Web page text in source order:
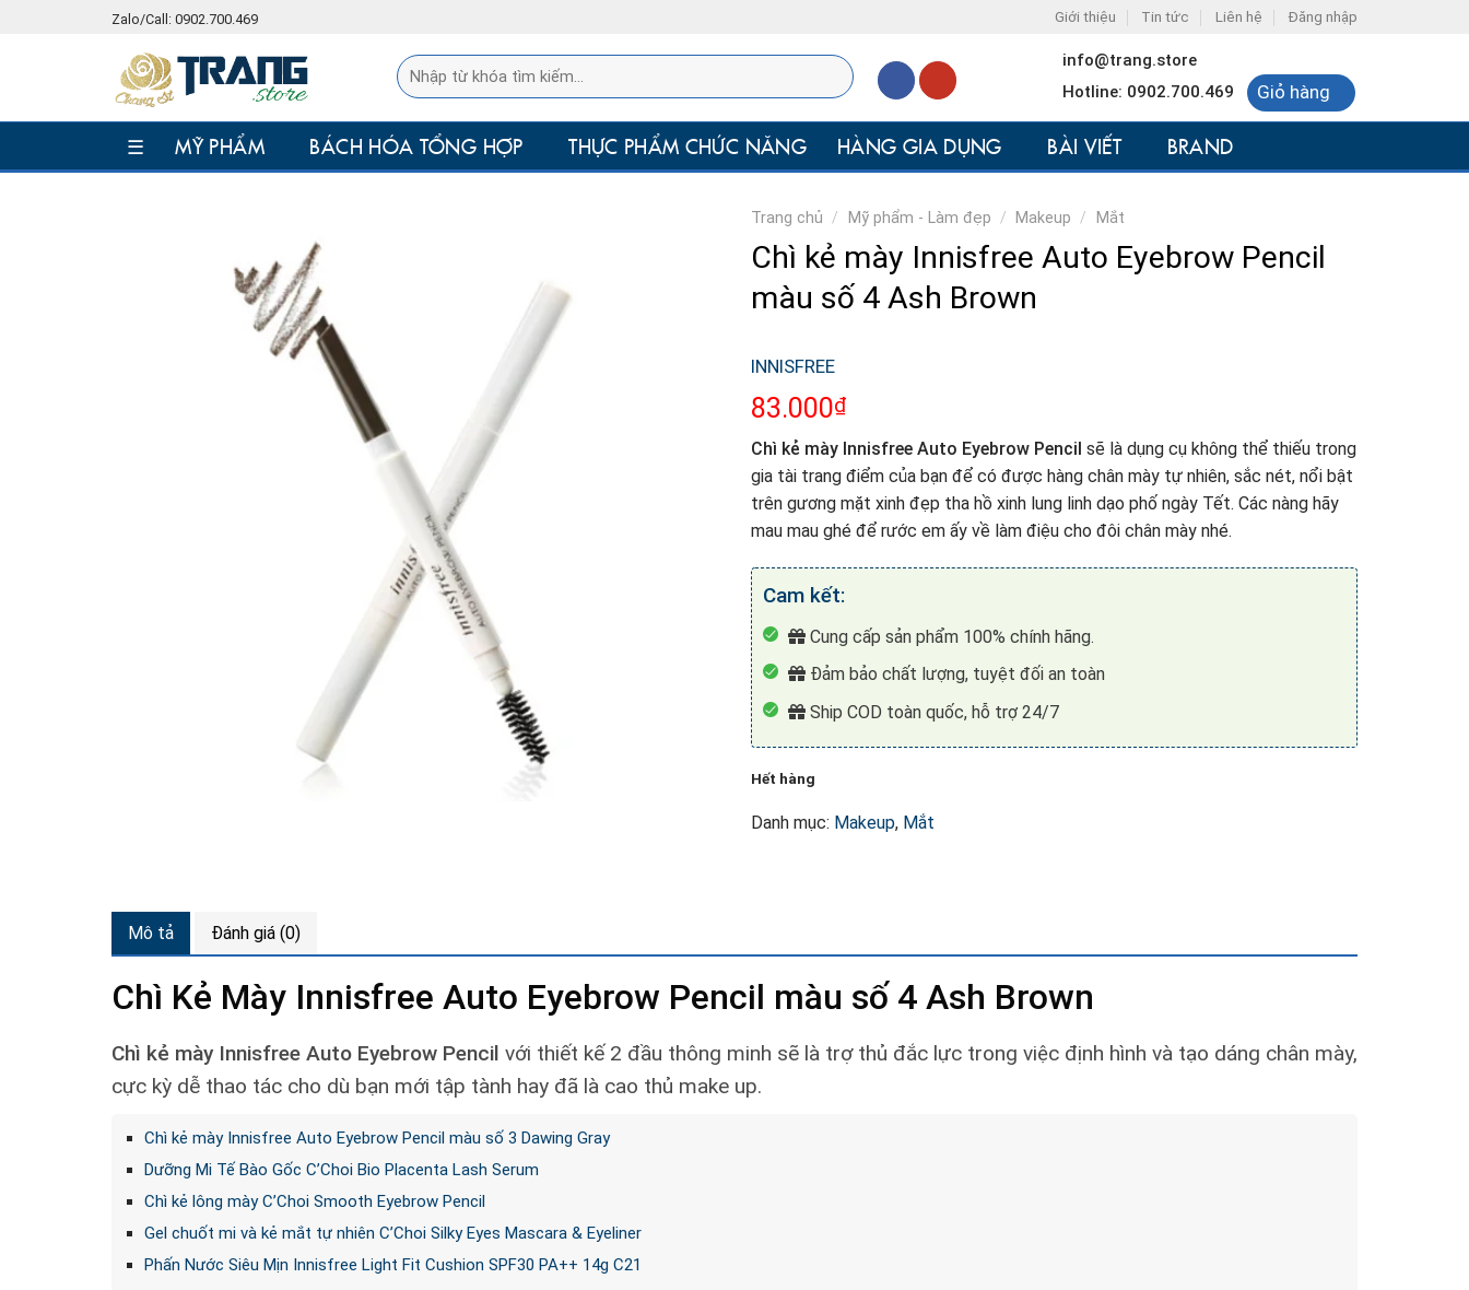
Zalo/Call: 0902.700.469 Giới thiệu Tin tức Liên hệ Đăng nhập
info@trang.store
Hotline: 0902.700.469
Giỏ hàng
☰ MỸ PHẨM BÁCH HÓA TỔNG HỢP THỰC PHẨM CHỨC NĂNG HÀNG GIA DỤNG BÀI VIẾT BRAND
Trang chủ / Mỹ phẩm - Làm đẹp / Makeup / Mắt
Chì kẻ mày Innisfree Auto Eyebrow Pencil
màu số 4 Ash Brown
INNISFREE
83.000₫
Chì kẻ mày Innisfree Auto Eyebrow Pencil sẽ là dụng cụ không thể thiếu trong
gia tài trang điểm của bạn để có được hàng chân mày tự nhiên, sắc nét, nổi bật
trên gương mặt xinh đẹp tha hồ xinh lung linh dạo phố ngày Tết. Các nàng hãy
mau mau ghé để rước em ấy về làm điệu cho đôi chân mày nhé.
Cam kết:
Cung cấp sản phẩm 100% chính hãng.
Đảm bảo chất lượng, tuyệt đối an toàn
Ship COD toàn quốc, hỗ trợ 24/7
Hết hàng
Danh mục: Makeup, Mắt
Mô tả Đánh giá (0)
Chì Kẻ Mày Innisfree Auto Eyebrow Pencil màu số 4 Ash Brown
Chì kẻ mày Innisfree Auto Eyebrow Pencil với thiết kế 2 đầu thông minh sẽ là trợ thủ đắc lực trong việc định hình và tạo dáng chân mày,
cực kỳ dễ thao tác cho dù bạn mới tập tành hay đã là cao thủ make up.
Chì kẻ mày Innisfree Auto Eyebrow Pencil màu số 3 Dawing Gray
Dưỡng Mi Tế Bào Gốc C’Choi Bio Placenta Lash Serum
Chì kẻ lông mày C’Choi Smooth Eyebrow Pencil
Gel chuốt mi và kẻ mắt tự nhiên C’Choi Silky Eyes Mascara & Eyeliner
Phấn Nước Siêu Mịn Innisfree Light Fit Cushion SPF30 PA++ 14g C21